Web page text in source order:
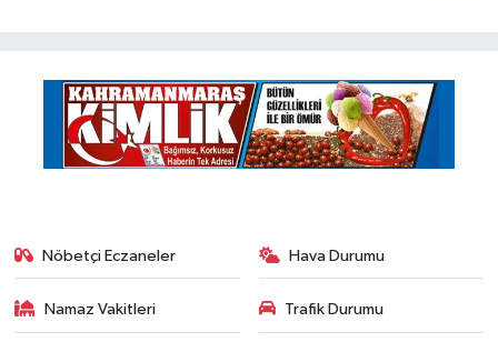
Nöbetçi Eczaneler Hava Durumu
Namaz Vakitleri Trafik Durumu